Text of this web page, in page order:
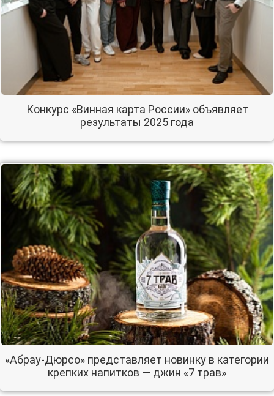
Конкурс «Винная карта России» объявляет
результаты 2025 года
«Абрау-Дюрсо» представляет новинку в категории
крепких напитков — джин «7 трав»